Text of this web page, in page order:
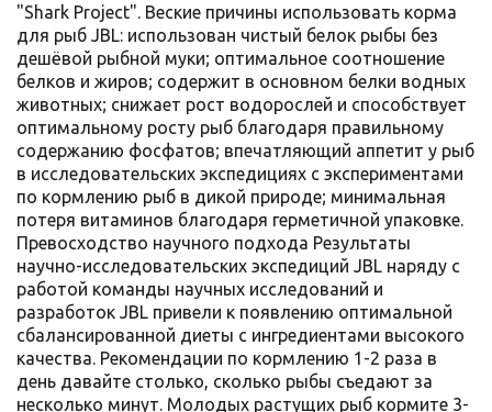
"Shark Project". Веские причины использовать корма
для рыб JBL: использован чистый белок рыбы без
дешёвой рыбной муки; оптимальное соотношение
белков и жиров; содержит в основном белки водных
животных; снижает рост водорослей и способствует
оптимальному росту рыб благодаря правильному
содержанию фосфатов; впечатляющий аппетит у рыб
в исследовательских экспедициях с экспериментами
по кормлению рыб в дикой природе; минимальная
потеря витаминов благодаря герметичной упаковке.
Превосходство научного подхода Результаты
научно-исследовательских экспедиций JBL наряду с
работой команды научных исследований и
разработок JBL привели к появлению оптимальной
сбалансированной диеты с ингредиентами высокого
качества. Рекомендации по кормлению 1-2 раза в
день давайте столько, сколько рыбы съедают за
несколько минут. Молодых растущих рыб кормите 3-